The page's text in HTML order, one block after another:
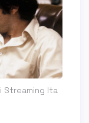
Streaming Ita